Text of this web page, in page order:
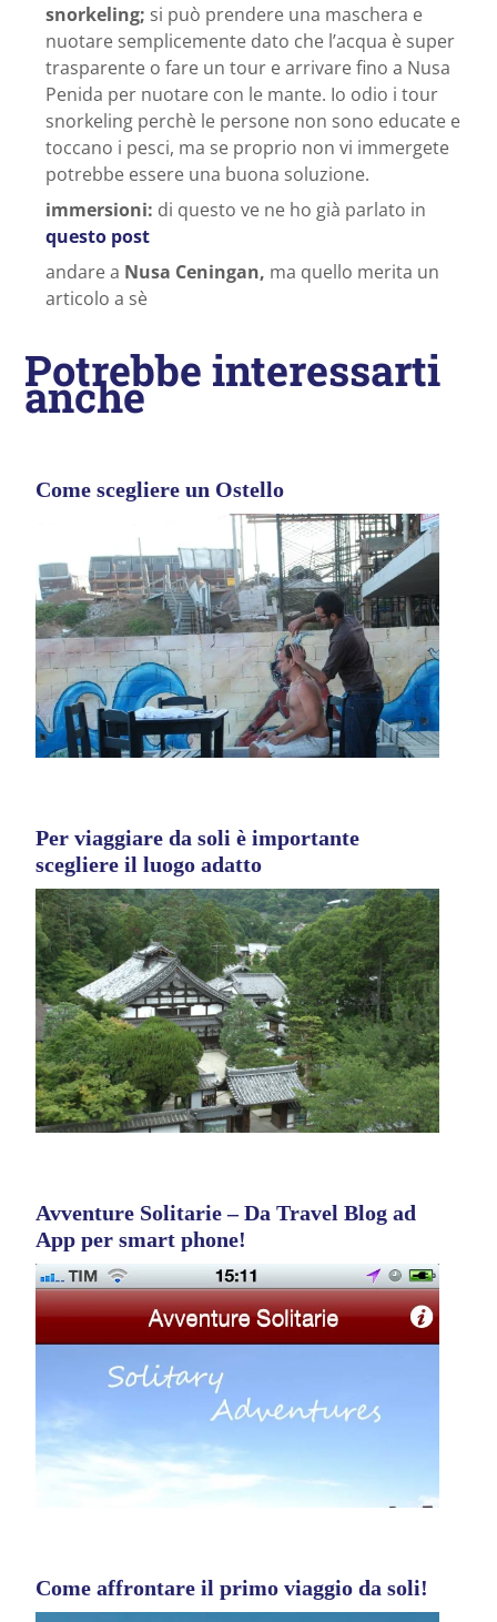
snorkeling; si può prendere una maschera e
nuotare semplicemente dato che l’acqua è super
trasparente o fare un tour e arrivare fino a Nusa
Penida per nuotare con le mante. Io odio i tour
snorkeling perchè le persone non sono educate e
toccano i pesci, ma se proprio non vi immergete
potrebbe essere una buona soluzione.
immersioni: di questo ve ne ho già parlato in
questo post
andare a Nusa Ceningan, ma quello merita un
articolo a sè
Potrebbe interessarti
anche
Come scegliere un Ostello
Per viaggiare da soli è importante
scegliere il luogo adatto
Avventure Solitarie – Da Travel Blog ad
App per smart phone!
Come affrontare il primo viaggio da soli!